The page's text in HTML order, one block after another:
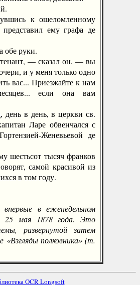
к ошеломленному
представил ему графа де
обе руки.
— сказал он, — вы
и у меня только одно
вас... Приезжайте к нам
если она вам
в день, в церкви св.
Ларе обвенчался с
Женевьевой де
тысяч франков
самой красивой из
в том году.
в еженедельном
25 мая 1878 года. Это
развернутой затем
«Взгляды полковника» (т.
OCR Longsoft